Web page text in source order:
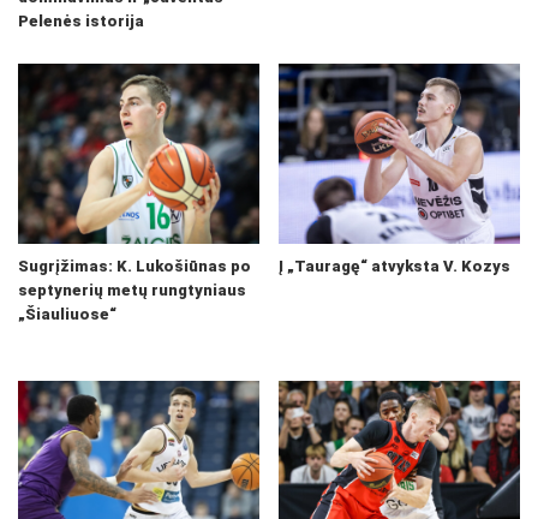
Pelenės istorija
Sugrįžimas: K. Lukošiūnas po
septynerių metų rungtyniaus
„Šiauliuose“
Į „Tauragę“ atvyksta V. Kozys